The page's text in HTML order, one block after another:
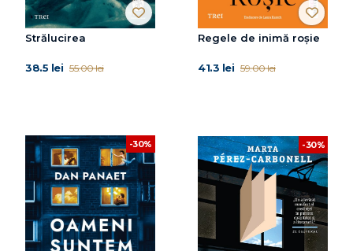
Strălucirea
38.5 lei 55.00 lei
Regele de inimă roșie
41.3 lei 59.00 lei
-30% -30%